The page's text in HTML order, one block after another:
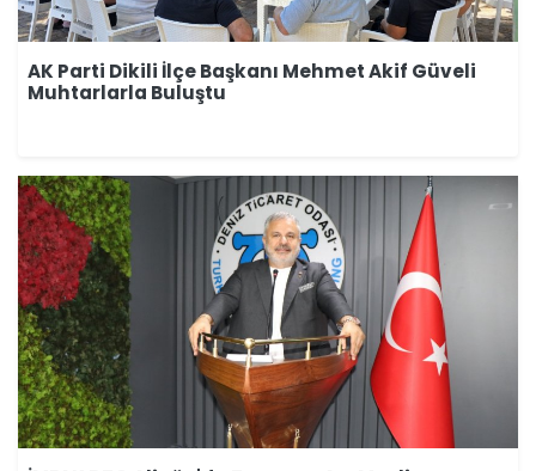
AK Parti Dikili İlçe Başkanı Mehmet Akif Güveli
Muhtarlarla Buluştu